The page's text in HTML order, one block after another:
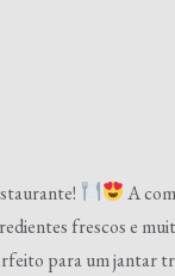
A
frescos e
para um jantar